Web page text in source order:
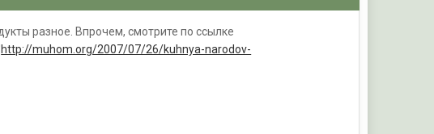
разное. Впрочем, смотрите по ссылке
http://muhom.org/2007/07/26/kuhnya-narodov-